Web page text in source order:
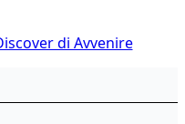
di Avvenire